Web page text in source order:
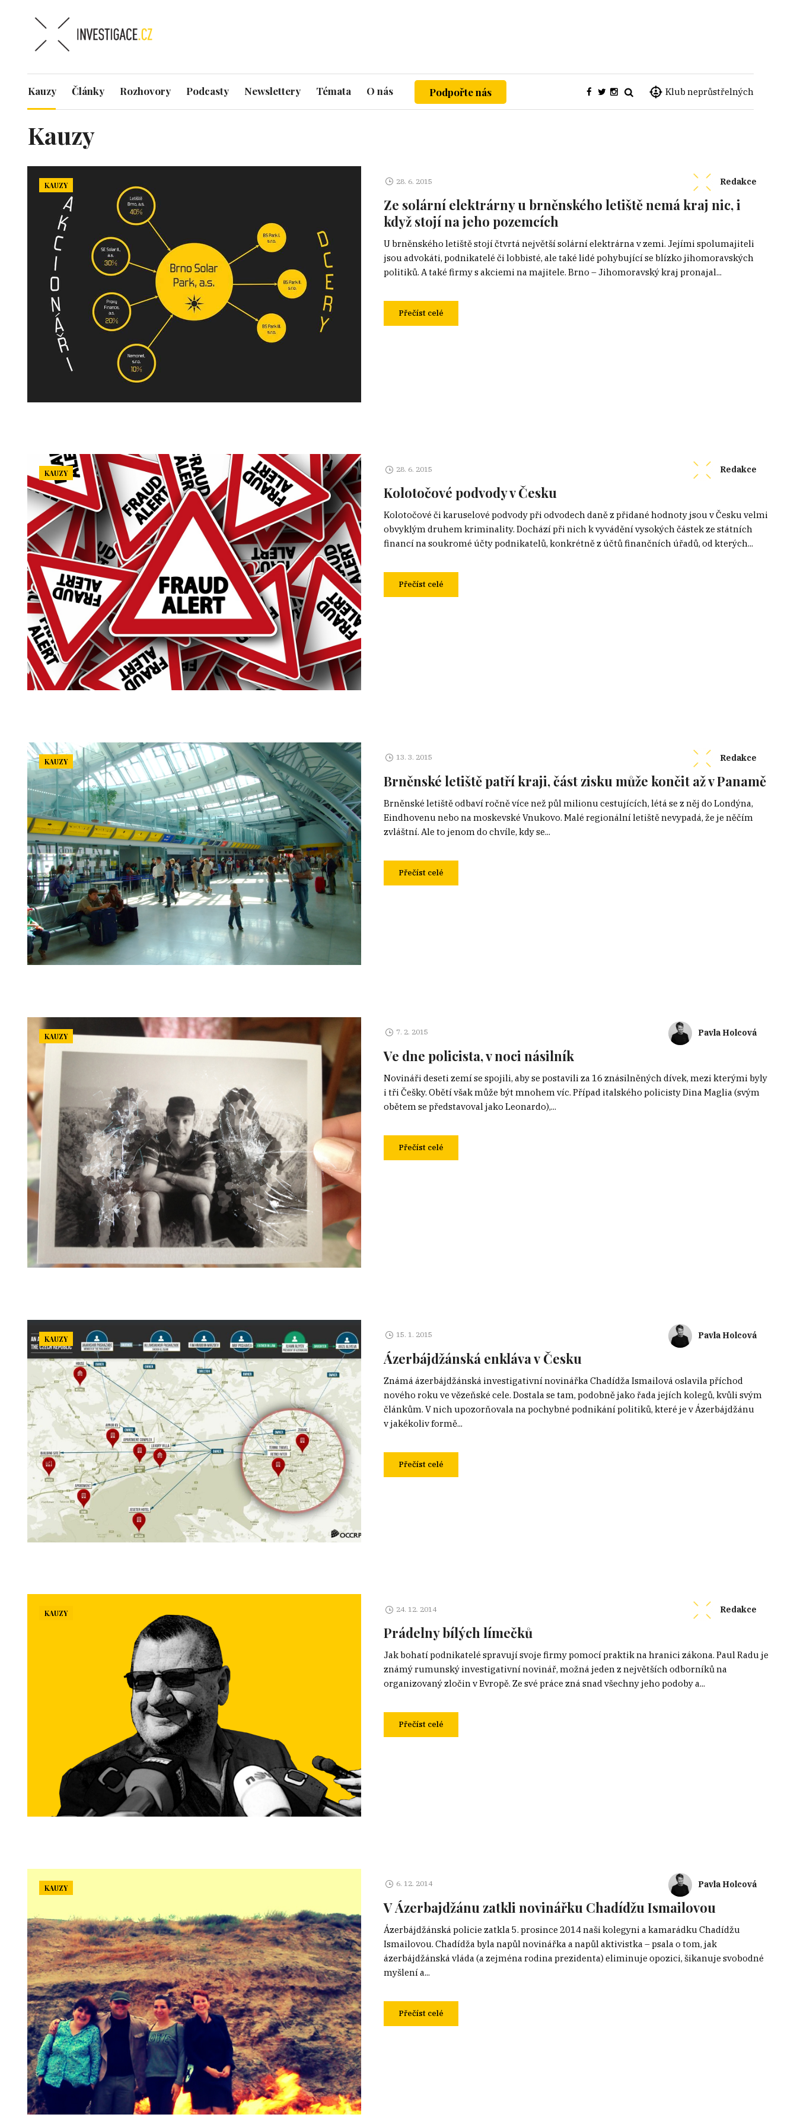
Klub neprůstřelných
Kauzy Články Rozhovory Podcasty Newslettery Témata O nás Podpořte nás
Kauzy
KAUZY 28. 6. 2015 Redakce
Ze solární elektrárny u brněnského letiště nemá kraj nic, i
když stojí na jeho pozemcích
U brněnského letiště stojí čtvrtá největší solární elektrárna v zemi. Jejími spolumajiteli
jsou advokáti, podnikatelé či lobbisté, ale také lidé pohybující se blízko jihomoravských
politiků. A také firmy s akciemi na majitele. Brno – Jihomoravský kraj pronajal...
Přečíst celé
KAUZY 28. 6. 2015 Redakce
Kolotočové podvody v Česku
Kolotočové či karuselové podvody při odvodech daně z přidané hodnoty jsou v Česku velmi
obvyklým druhem kriminality. Dochází při nich k vyvádění vysokých částek ze státních
financí na soukromé účty podnikatelů, konkrétně z účtů finančních úřadů, od kterých...
Přečíst celé
KAUZY 13. 3. 2015 Redakce
Brněnské letiště patří kraji, část zisku může končit až v Panamě
Brněnské letiště odbaví ročně více než půl milionu cestujících, létá se z něj do Londýna,
Eindhovenu nebo na moskevské Vnukovo. Malé regionální letiště nevypadá, že je něčím
zvláštní. Ale to jenom do chvíle, kdy se...
Přečíst celé
KAUZY 7. 2. 2015 Pavla Holcová
Ve dne policista, v noci násilník
Novináři deseti zemí se spojili, aby se postavili za 16 znásilněných dívek, mezi kterými byly
i tři Češky. Obětí však může být mnohem víc. Případ italského policisty Dina Maglia (svým
obětem se představoval jako Leonardo),...
Přečíst celé
KAUZY 15. 1. 2015 Pavla Holcová
Ázerbájdžánská enkláva v Česku
Známá ázerbájdžánská investigativní novinářka Chadídža Ismailová oslavila příchod
nového roku ve vězeňské cele. Dostala se tam, podobně jako řada jejích kolegů, kvůli svým
článkům. V nich upozorňovala na pochybné podnikání politiků, které je v Ázerbájdžánu
v jakékoliv formě...
Přečíst celé
KAUZY 24. 12. 2014 Redakce
Prádelny bílých límečků
Jak bohatí podnikatelé spravují svoje firmy pomocí praktik na hranici zákona. Paul Radu je
známý rumunský investigativní novinář, možná jeden z největších odborníků na
organizovaný zločin v Evropě. Ze své práce zná snad všechny jeho podoby a...
Přečíst celé
KAUZY 6. 12. 2014 Pavla Holcová
V Ázerbajdžánu zatkli novinářku Chadídžu Ismailovou
Ázerbájdžánská policie zatkla 5. prosince 2014 naši kolegyni a kamarádku Chadídžu
Ismailovou. Chadídža byla napůl novinářka a napůl aktivistka – psala o tom, jak
ázerbájdžánská vláda (a zejména rodina prezidenta) eliminuje opozici, šikanuje svobodné
myšlení a...
Přečíst celé